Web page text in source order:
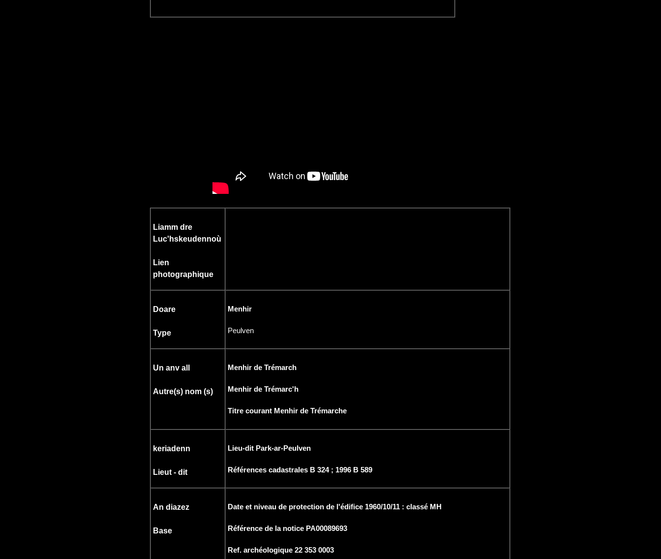
Liamm dre
Luc'hskeudennoù
Lien
photographique
Doare
Type
Menhir
Peulven
Un anv all
Autre(s) nom (s)
Menhir de Trémarch
Menhir de Trémarc'h
Titre courant Menhir de Trémarche
keriadenn
Lieut - dit
Lieu-dit Park-ar-Peulven
Références cadastrales B 324 ; 1996 B 589
An diazez
Base
Date et niveau de protection de l'édifice 1960/10/11 : classé MH
Référence de la notice PA00089693
Ref. archéologique 22 353 0003